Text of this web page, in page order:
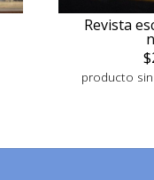
Revista
producto